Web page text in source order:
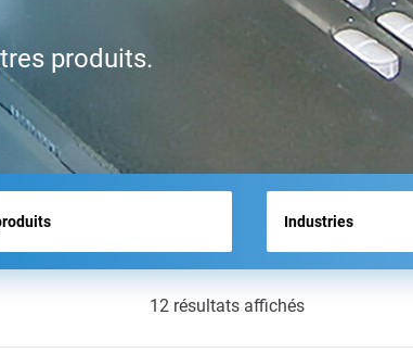
INNOVATION ET
DÉVELOPPEMENT DURABLE
PRÉSENTATION DU SALON
produits.
12 résultats affichés